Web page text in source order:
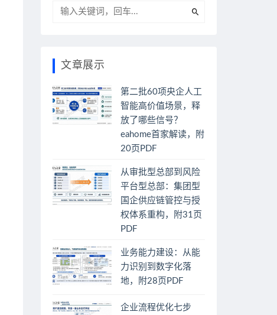
文章展示
第二批60项央企人工
智能高价值场景，释
放了哪些信号？
eahome首家解读，附
20页PDF
从审批型总部到风险
平台型总部：集团型
国企供应链管控与授
权体系重构，附31页
PDF
业务能力建设：从能
力识别到数字化落
地，附28页PDF
企业流程优化七步